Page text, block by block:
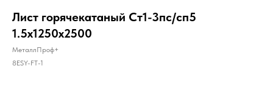
Лист горячекатаный Ст1-3пс/сп5
1.5х1250х2500
МеталлПроф+
8ESY-FT-1